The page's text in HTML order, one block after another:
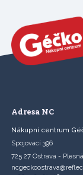
Adresa NC
Nákupní centrum
Spojovací 396
725 27 Ostrava - Plesná